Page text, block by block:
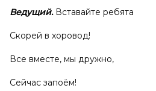
Ведущий. Вставайте ребята
Скорей в хоровод!
Все вместе, мы дружно,
Сейчас запоём!